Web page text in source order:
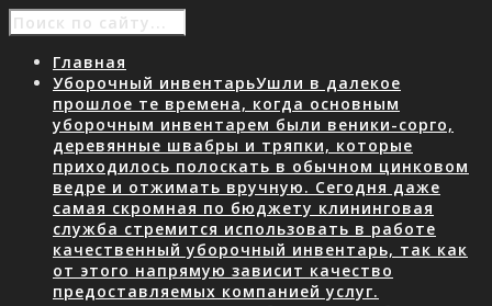
Главная
Уборочный инвентарьУшли в далекое
прошлое те времена, когда основным
уборочным инвентарем были веники-сорго,
деревянные швабры и тряпки, которые
приходилось полоскать в обычном цинковом
ведре и отжимать вручную. Сегодня даже
самая скромная по бюджету клининговая
служба стремится использовать в работе
качественный уборочный инвентарь, так как
от этого напрямую зависит качество
предоставляемых компанией услуг.